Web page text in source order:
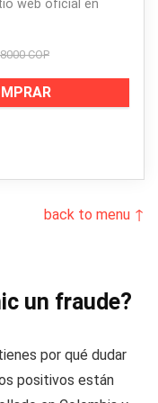
web oficial en
COP
back to menu ↑
un fraude?
por qué dudar
positivos están